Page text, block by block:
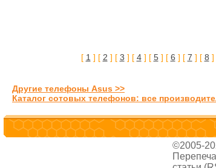
[ 1 ] [ 2 ] [ 3 ] [ 4] [ 5] [ 6 ] [ 7 ] [ 8 ]
Другие телефоны Asus >>
Каталог сотовых телефонов: все
©2005-